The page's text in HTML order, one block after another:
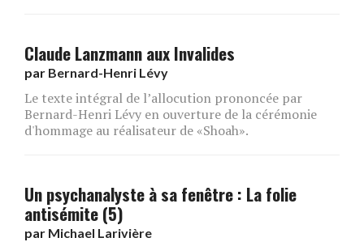
Claude Lanzmann aux Invalides
par Bernard-Henri Lévy
Le texte intégral de l’allocution prononcée par
Bernard-Henri Lévy en ouverture de la cérémonie
d'hommage au réalisateur de «Shoah».
Un psychanalyste à sa fenêtre : La folie
antisémite (5)
par Michael Larivière